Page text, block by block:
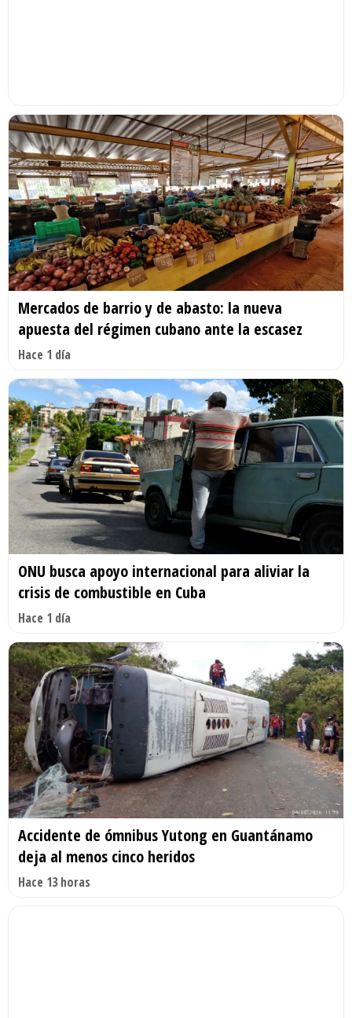
Mercados de barrio y de abasto: la nueva
apuesta del régimen cubano ante la escasez
Hace 1 día
ONU busca apoyo internacional para aliviar la
crisis de combustible en Cuba
Hace 1 día
Accidente de ómnibus Yutong en Guantánamo
deja al menos cinco heridos
Hace 13 horas